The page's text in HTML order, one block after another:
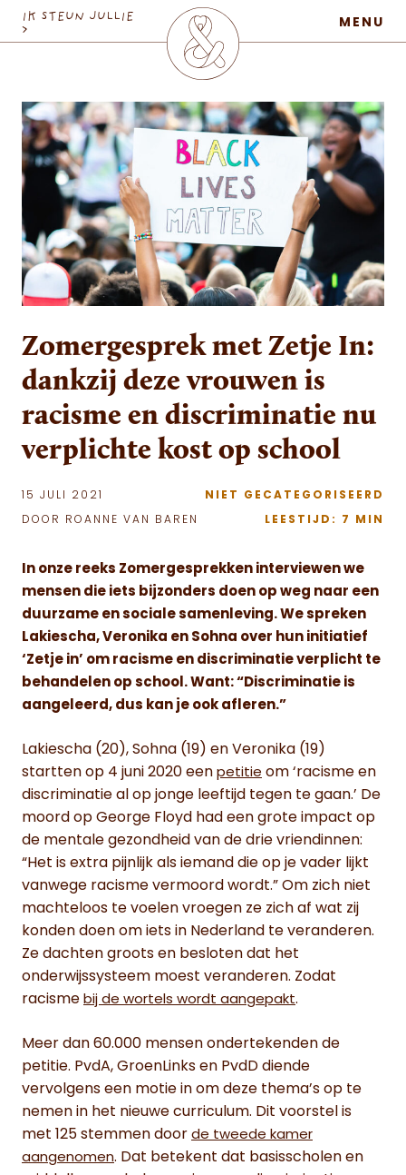
MaatschapWij
MENU
IK STEUN JULLIE
>
Zomergesprek met Zetje In:
dankzij deze vrouwen is
racisme en discriminatie nu
verplichte kost op school
15 JULI 2021
DOOR ROANNE VAN BAREN
NIET GECATEGORISEERD
LEESTIJD: 7 MIN
In onze reeks Zomergesprekken interviewen we
mensen die iets bijzonders doen op weg naar een
duurzame en sociale samenleving. We spreken
Lakiescha, Veronika en Sohna over hun initiatief
‘Zetje in’ om racisme en discriminatie verplicht te
behandelen op school. Want: “Discriminatie is
aangeleerd, dus kan je ook afleren.”
Lakiescha (20), Sohna (19) en Veronika (19)
startten op 4 juni 2020 een petitie om ‘racisme en
discriminatie al op jonge leeftijd tegen te gaan.’ De
moord op George Floyd had een grote impact op
de mentale gezondheid van de drie vriendinnen:
“Het is extra pijnlijk als iemand die op je vader lijkt
vanwege racisme vermoord wordt.” Om zich niet
machteloos te voelen vroegen ze zich af wat zij
konden doen om iets in Nederland te veranderen.
Ze dachten groots en besloten dat het
onderwijssysteem moest veranderen. Zodat
racisme bij de wortels wordt aangepakt.
Meer dan 60.000 mensen ondertekenden de
petitie. PvdA, GroenLinks en PvdD diende
vervolgens een motie in om deze thema’s op te
nemen in het nieuwe curriculum. Dit voorstel is
met 125 stemmen door de tweede kamer
aangenomen. Dat betekent dat basisscholen en